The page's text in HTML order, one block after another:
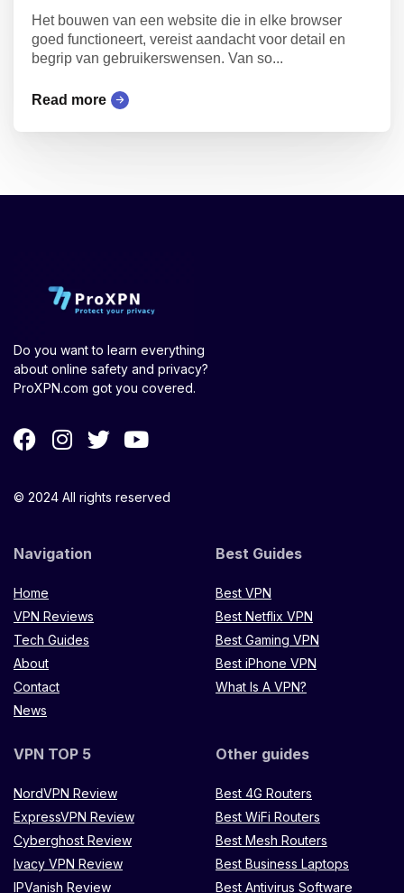
Het bouwen van een website die in elke browser
goed functioneert, vereist aandacht voor detail en
begrip van gebruikerswensen. Van so...
Read more
Do you want to learn everything
about online safety and privacy?
ProXPN.com got you covered.
© 2024 All rights reserved
Navigation
Home
VPN Reviews
Tech Guides
About
Contact
News
Best Guides
Best VPN
Best Netflix VPN
Best Gaming VPN
Best iPhone VPN
What Is A VPN?
VPN TOP 5
NordVPN Review
ExpressVPN Review
Cyberghost Review
Ivacy VPN Review
IPVanish Review
Other guides
Best 4G Routers
Best WiFi Routers
Best Mesh Routers
Best Business Laptops
Best Antivirus Software